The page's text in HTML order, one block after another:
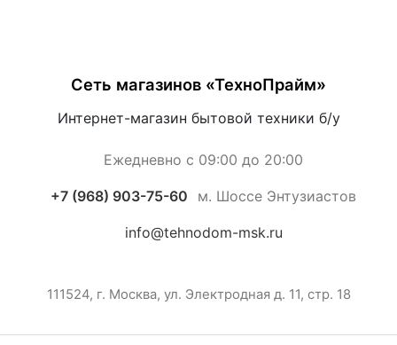
Сеть магазинов «ТехноПрайм»
Интернет-магазин бытовой техники б/у
Ежедневно с 09:00 до 20:00
+7 (968) 903-75-60 м. Шоссе Энтузиастов
info@tehnodom-msk.ru
111524, г. Москва, ул. Электродная д. 11, стр. 18